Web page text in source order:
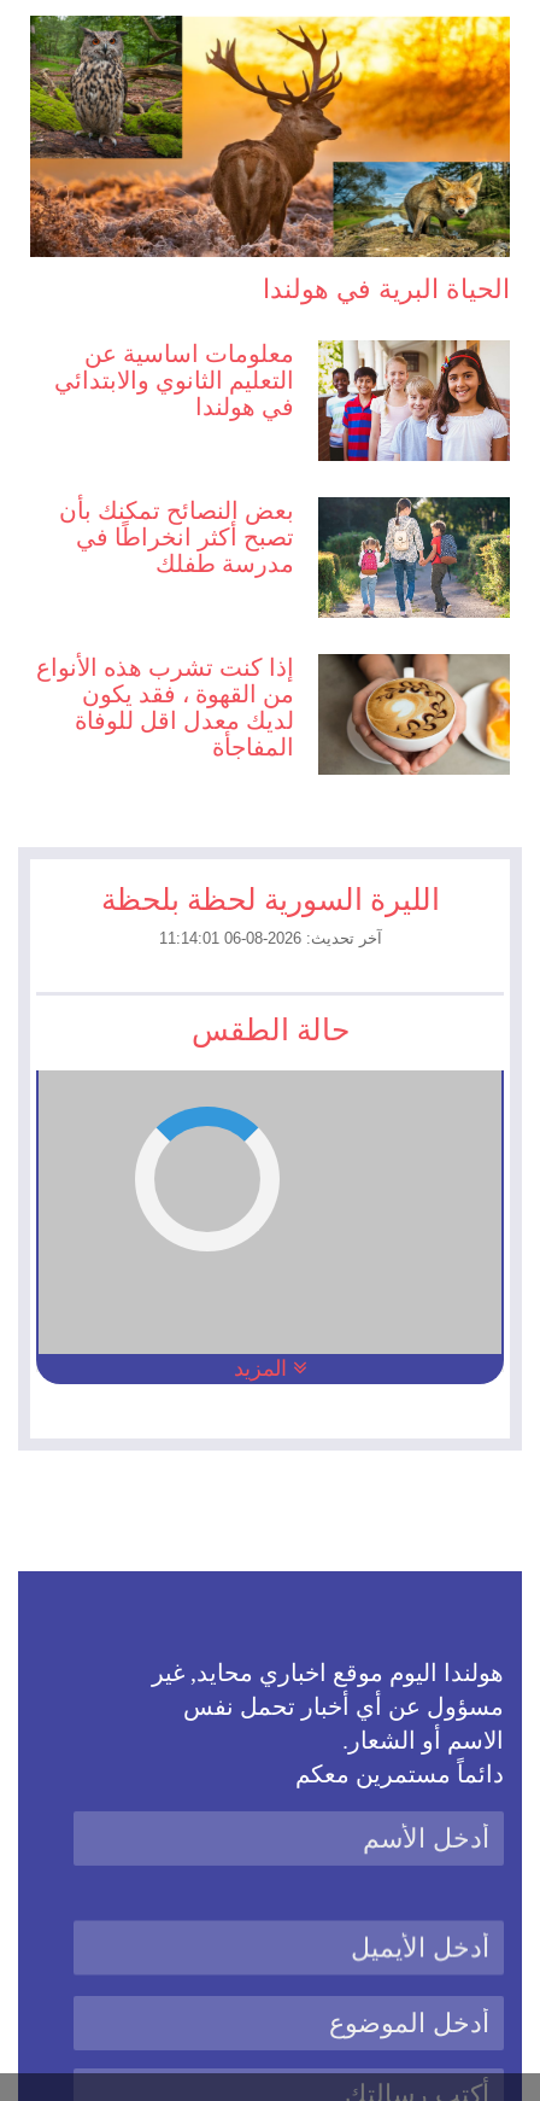
الحياة البرية في هولندا
معلومات اساسية عن
التعليم الثانوي والابتدائي
في هولندا
بعض النصائح تمكنك بأن
تصبح أكثر انخراطًا في
مدرسة طفلك
إذا كنت تشرب هذه الأنواع
من القهوة ، فقد يكون
لديك معدل اقل للوفاة
المفاجأة
الليرة السورية لحظة بلحظة
آخر تحديث: 2026-08-06 11:14:01
حالة الطقس
المزيد
هولندا اليوم موقع اخباري محايد, غير
مسؤول عن أي أخبار تحمل نفس
الاسم أو الشعار.
دائماً مستمرين معكم